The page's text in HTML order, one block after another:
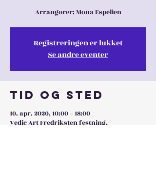
Arrangører: Mona Espelien
Registreringen er lukket
Se andre eventer
Tid og sted
10. apr. 2020, 10:00 – 18:00
Vedic Art Fredriksten festning,